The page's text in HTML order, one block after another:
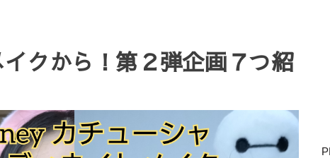
クから！第２弾企画７つ紹